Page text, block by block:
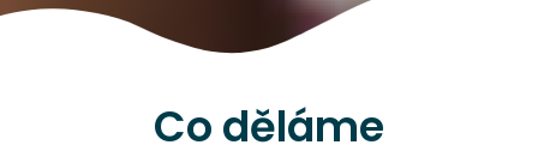
Co děláme